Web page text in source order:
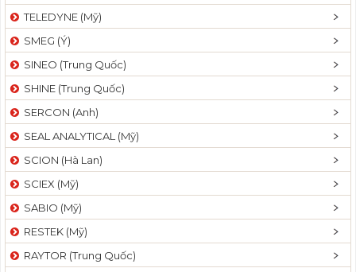
n
TELEDYNE (Mỹ)
SMEG (Ý)
SINEO (Trung Quốc)
SHINE (Trung Quốc)
SERCON (Anh)
SEAL ANALYTICAL (Mỹ)
SCION (Hà Lan)
SCIEX (Mỹ)
SABIO (Mỹ)
RESTEK (Mỹ)
RAYTOR (Trung Quốc)